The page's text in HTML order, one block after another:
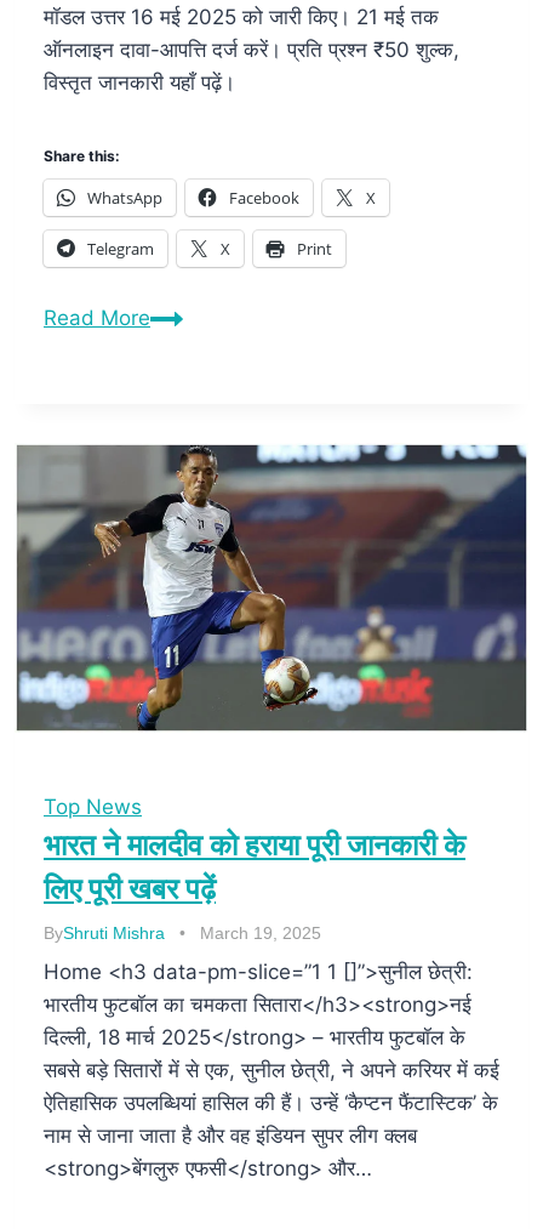
मॉडल उत्तर 16 मई 2025 को जारी किए। 21 मई तक
ऑनलाइन दावा-आपत्ति दर्ज करें। प्रति प्रश्न ₹50 शुल्क,
विस्तृत जानकारी यहाँ पढ़ें।
Share this:
WhatsApp Facebook X
Telegram X Print
Read More
Top News
भारत ने मालदीव को हराया पूरी जानकारी के
लिए पूरी खबर पढ़ें
ByShruti Mishra March 19, 2025
Home <h3 data-pm-slice=”1 1 []”>सुनील छेत्री:
भारतीय फुटबॉल का चमकता सितारा</h3><strong>नई
दिल्ली, 18 मार्च 2025</strong> – भारतीय फुटबॉल के
सबसे बड़े सितारों में से एक, सुनील छेत्री, ने अपने करियर में कई
ऐतिहासिक उपलब्धियां हासिल की हैं। उन्हें ‘कैप्टन फैंटास्टिक’ के
नाम से जाना जाता है और वह इंडियन सुपर लीग क्लब
<strong>बेंगलुरु एफसी</strong> और…